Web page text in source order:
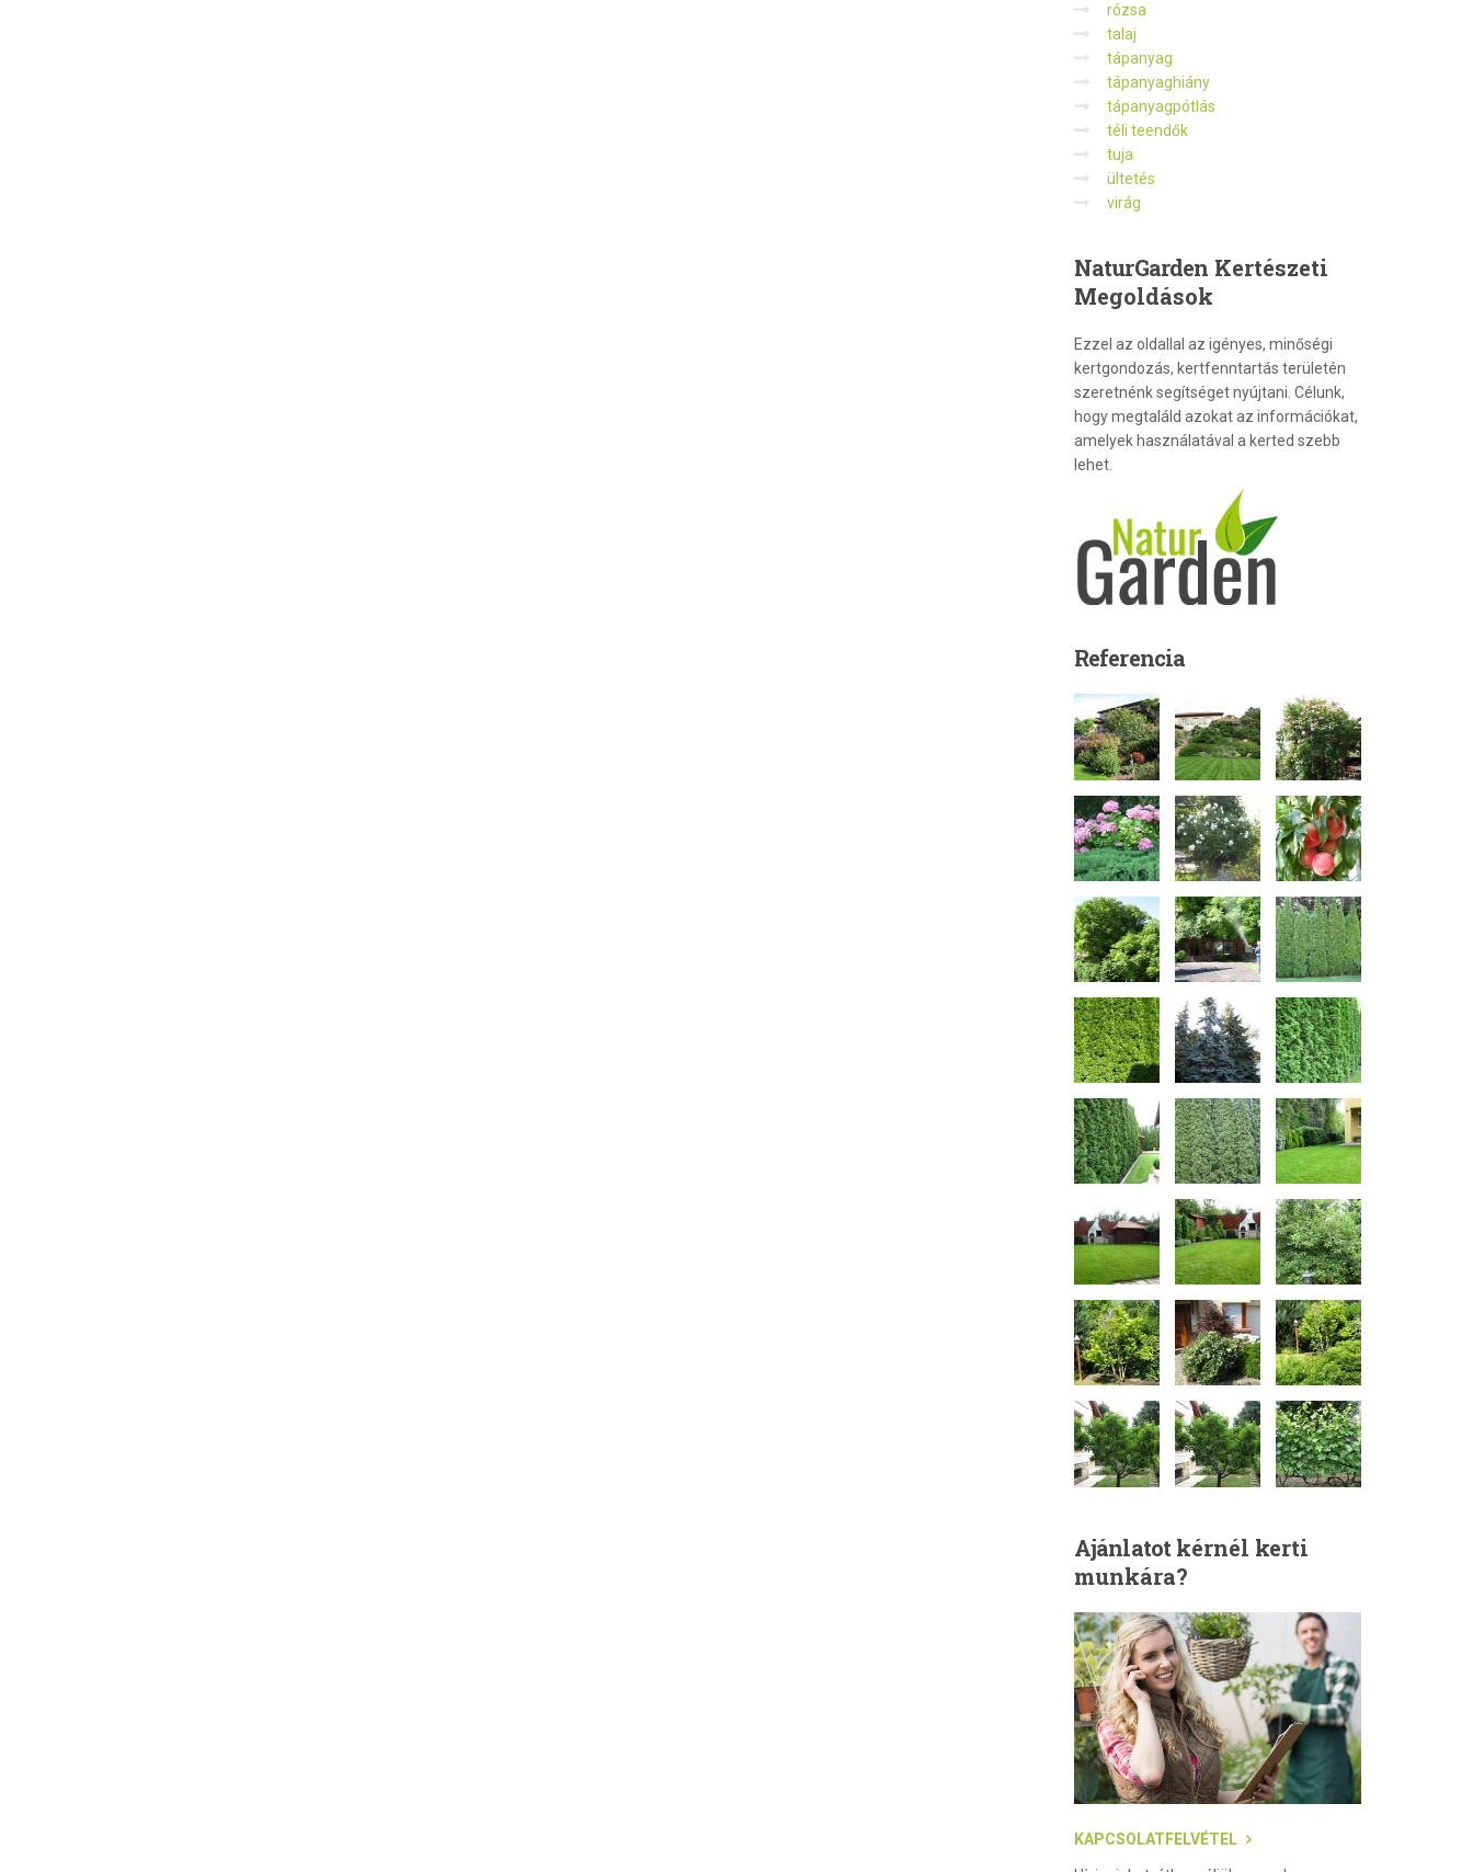
rózsa
talaj
tápanyag
tápanyaghiány
tápanyagpótlás
téli teendők
tuja
ültetés
virág
NaturGarden Kertészeti
Megoldások
Ezzel az oldallal az igényes, minőségi
kertgondozás, kertfenntartás területén
szeretnénk segítséget nyújtani. Célunk,
hogy megtaláld azokat az információkat,
amelyek használatával a kerted szebb
lehet.
Referencia
Ajánlatot kérnél kerti
munkára?
KAPCSOLATFELVÉTEL